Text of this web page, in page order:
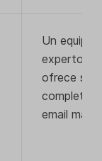
Un equipo
expertos
ofrece
completos
email